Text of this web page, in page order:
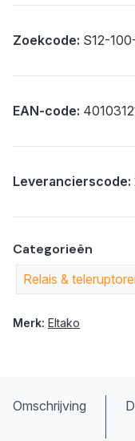
Zoekcode: S12-
EAN-code:
Leverancierscode:
Categorieën
Relais &
Merk: Eltako
Omschrijving